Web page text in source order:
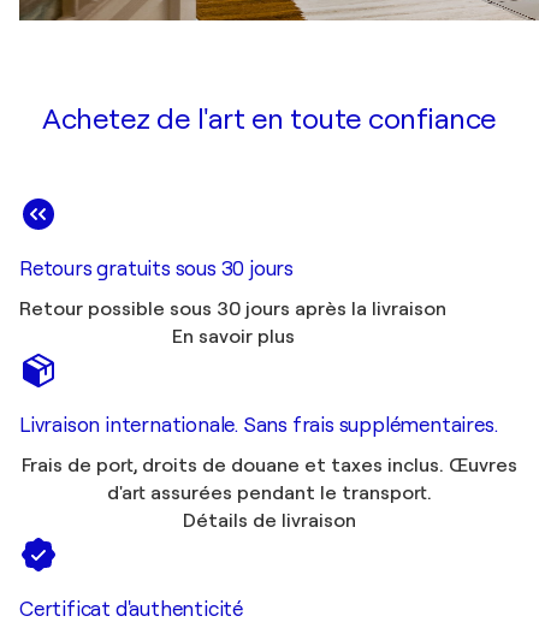
Achetez de l'art en toute confiance
Retours gratuits sous 30 jours
Retour possible sous 30 jours après la livraison
En savoir plus
Livraison internationale. Sans frais supplémentaires.
Frais de port, droits de douane et taxes inclus. Œuvres
d'art assurées pendant le transport.
Détails de livraison
Certificat d'authenticité